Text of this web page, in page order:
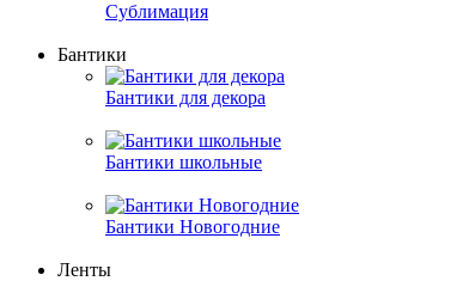
Сублимация
Бантики
Бантики для декора
Бантики школьные
Бантики Новогодние
Ленты